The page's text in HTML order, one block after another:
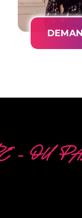
– OU
production de